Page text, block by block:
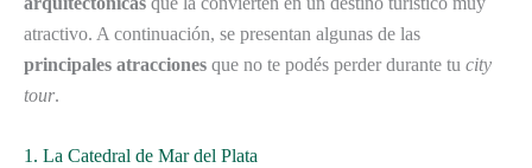
atractivo. A continuación, se presentan algunas de las
principales atracciones que no te podés perder durante tu city
tour.
1. La Catedral de Mar del Plata